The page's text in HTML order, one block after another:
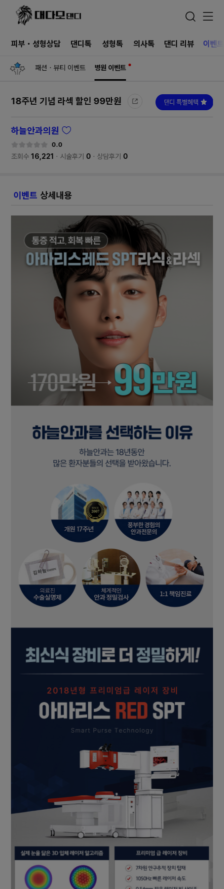
피부・성형상담 댄디톡 성형톡 의사톡 댄디 리뷰 이벤트
패션・뷰티 이벤트 병원 이벤트
18주년 기념 라섹 할인 99만원
하늘안과의원
0.0
조회수16,221 시술후기 0 상담후기 0
이벤트 상세내용